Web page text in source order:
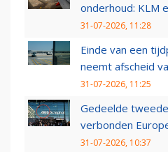
onderhoud: KLM
31-07-2026, 11:28
Einde van een
neemt afscheid
31-07-2026, 11:25
Gedeelde
verbonden
31-07-2026, 10:37